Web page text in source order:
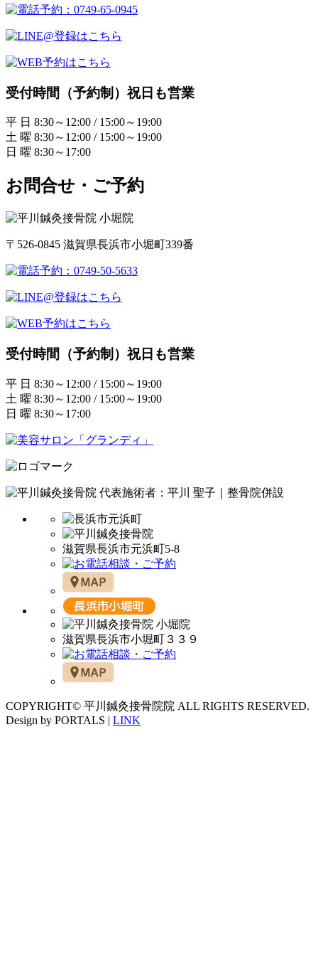
受付時間（予約制）祝日も営業
平 日 8:30～12:00 / 15:00～19:00
土 曜 8:30～12:00 / 15:00～19:00
日 曜 8:30～17:00
お問合せ・ご予約
〒526-0845 滋賀県長浜市小堀町339番
受付時間（予約制）祝日も営業
平 日 8:30～12:00 / 15:00～19:00
土 曜 8:30～12:00 / 15:00～19:00
日 曜 8:30～17:00
代表施術者：平川 聖子｜整骨院併設
滋賀県長浜市元浜町5-8
滋賀県長浜市小堀町３３９
COPYRIGHT© 平川鍼灸接骨院院 ALL RIGHTS RESERVED.
Design by PORTALS | LINK